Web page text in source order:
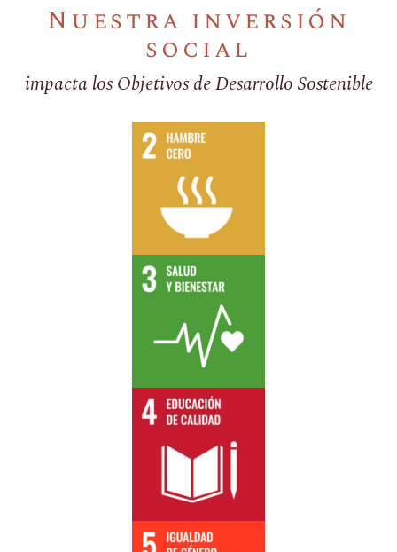
Nuestra inversión
social
impacta los Objetivos de Desarrollo Sostenible